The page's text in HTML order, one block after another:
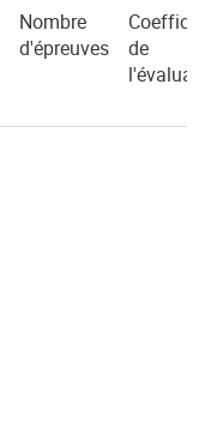
Nombre
d'épreuves
de